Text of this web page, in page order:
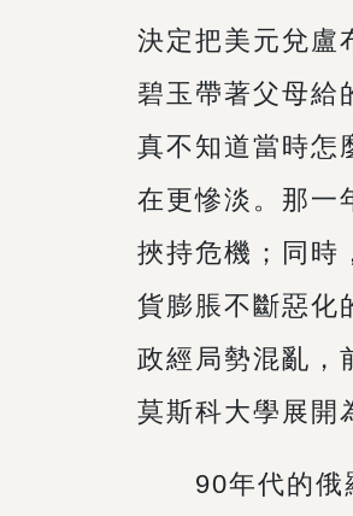
決定把美元兌盧
碧玉帶著父母給
真不知道當時怎
在更慘淡。那一
挾持危機；同時
貨膨脹不斷惡化
政經局勢混亂，
莫斯科大學展開
90年代的俄羅